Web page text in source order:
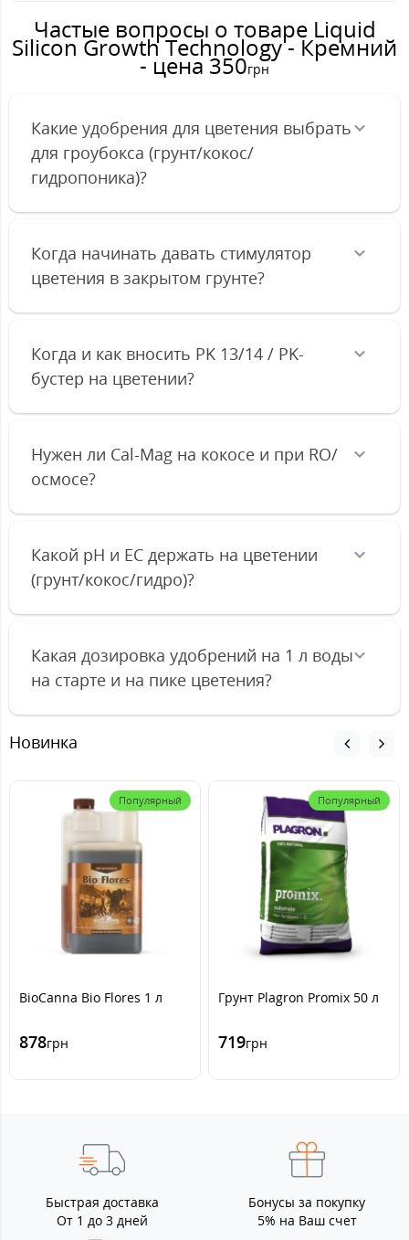
Частые вопросы о товаре Liquid
Silicon Growth Technology - Кремний
- цена 350грн
Какие удобрения для цветения выбрать
для гроубокса (грунт/кокос/
гидропоника)?
Когда начинать давать стимулятор
цветения в закрытом грунте?
Когда и как вносить PK 13/14 / PK-
бустер на цветении?
Нужен ли Cal-Mag на кокосе и при RO/
осмосе?
Какой pH и EC держать на цветении
(грунт/кокос/гидро)?
Какая дозировка удобрений на 1 л воды
на старте и на пике цветения?
Новинка
Популярный
BioCanna Bio Flores 1 л
878грн
Популярный
Грунт Plagron Promix 50 л
719грн
Быстрая доставка
От 1 до 3 дней
Бонусы за покупку
5% на Ваш счет